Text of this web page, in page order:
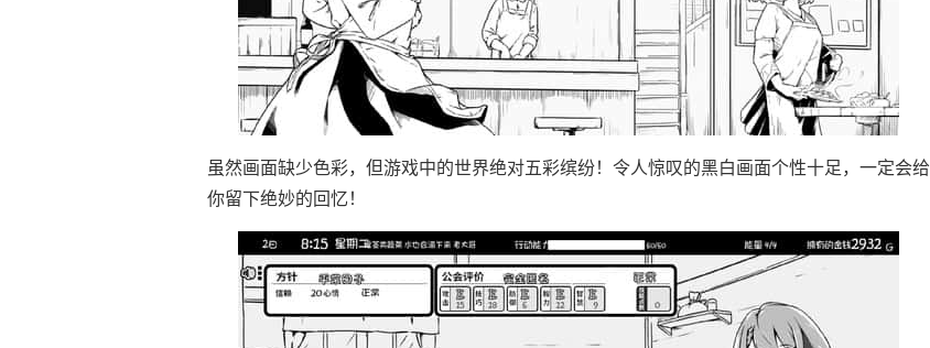
虽然画面缺少色彩，但游戏中的世界绝对五彩缤纷！令人惊叹的黑白画面个性十足，一定会给
你留下绝妙的回忆！